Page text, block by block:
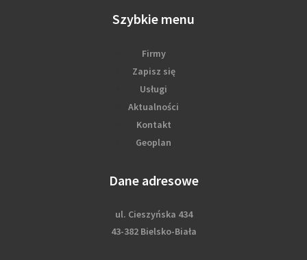
Szybkie menu
Firmy
Zapisz się
Usługi
Aktualności
Kontakt
Geoplan
Dane adresowe
ul. Cieszyńska 434
43-382 Bielsko-Biała